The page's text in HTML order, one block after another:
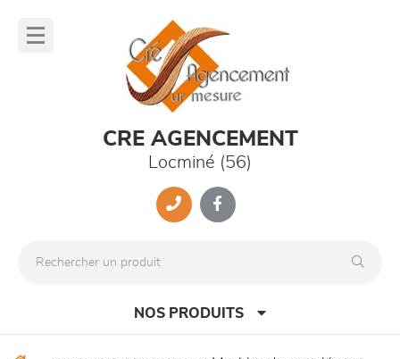
CRE AGENCEMENT
Locminé (56)
NOS PRODUITS